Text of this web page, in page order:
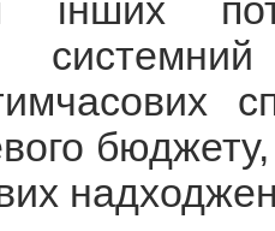
інших